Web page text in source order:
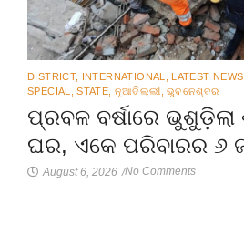
DISTRICT, INTERNATIONAL LATEST NEWS
SPECIAL
STATE ନୂଆଦିଲ୍ଲୀ ଭୁବନେଶ୍ବର
ପ୍ରବଳ ବର୍ଷାରେ ଭୁଶୁଡ଼ିଲା
ଘର, ଏକେ ପରିବାରର ୬
August 6, 2026 /No Comments